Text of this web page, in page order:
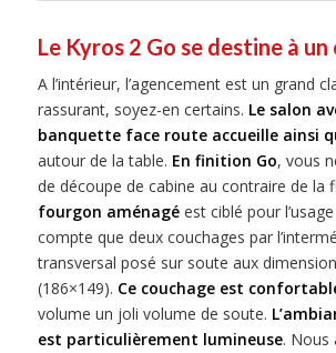
Le Kyros 2 Go se destine à un
A l’intérieur, l’agencement est un grand
rassurant, soyez-en certains. Le salon
banquette face route accueille ainsi
autour de la table. En finition Go, vous
de découpe de cabine au contraire de la
fourgon aménagéest ciblé pour l’usage
compte que deux couchages par
transversal posé sur soute aux
(186×149). Ce couchage est
volume un joli volume de soute.
est particulièrement lumineuse. Nous